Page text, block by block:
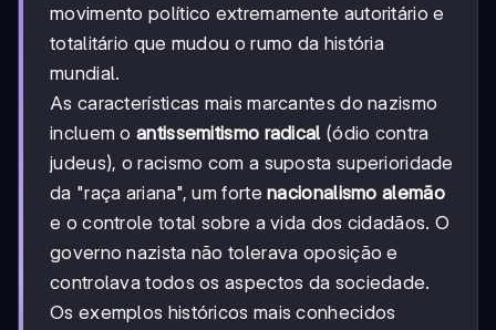
movimento político extremamente autoritário e
totalitário que mudou o rumo da história
mundial.
As características mais marcantes do nazismo
incluem o antissemitismo radical (ódio contra
judeus), o racismo com a suposta superioridade
da "raça ariana", um fortenacionalismo alemão
e o controle total sobre a vida dos cidadãos. O
governo nazista não tolerava oposição e
controlava todos os aspectos da sociedade.
Os exemplos históricos mais conhecidos